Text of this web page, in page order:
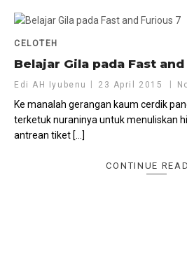
CELOTEH
Belajar Gila pada Fast
Edi AH Iyubenu 23 April 2015
Ke manalah gerangan kaum cerdik
terketuk nuraninya untuk menuliskan
antrean tiket […]
CONTINUE